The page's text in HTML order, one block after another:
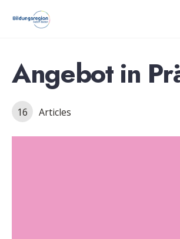
Angebot in
16 Articles